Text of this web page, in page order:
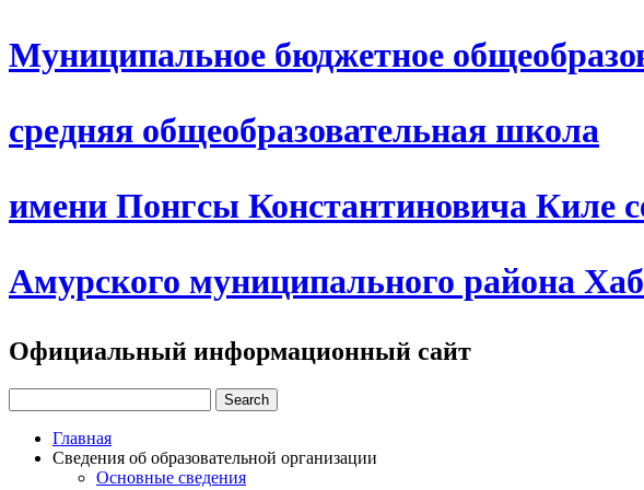
Муниципальное бюджетное
средняя общеобразовательная школа
имени Понгсы Константиновича Киле
Амурского муниципального района
Официальный информационный сайт
Главная
Сведения об образовательной организации
Основные сведения